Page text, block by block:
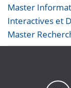
Master
Interactives et
Master